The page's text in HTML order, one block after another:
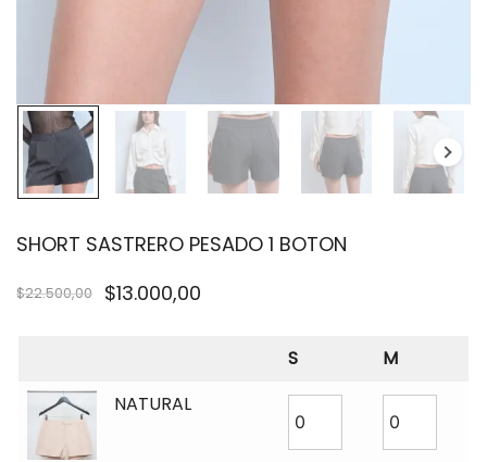
SHORT SASTRERO PESADO 1 BOTON
$22.500,00 $13.000,00
S
M
NATURAL